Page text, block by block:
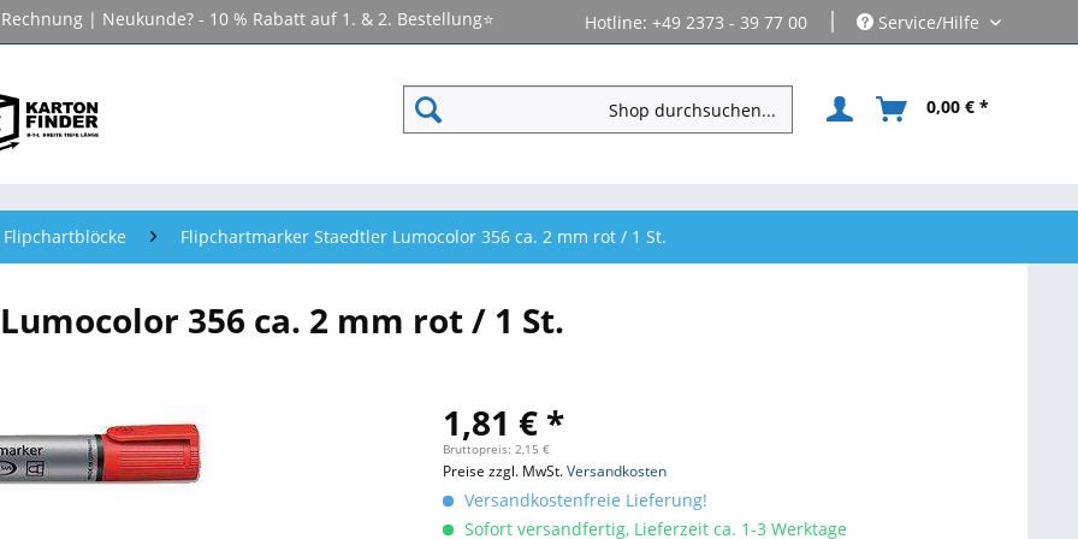
| Neukunde? - 10 % Rabatt auf 1. & 2. Bestellung⭐ Hotline: +49 2373 - 39 77 00 | Service/Hilfe
0,00 € *
Flipchartmarker Staedtler Lumocolor 356 ca. 2 mm rot / 1 St.
356 ca. 2 mm rot / 1 St.
1,81 € *
Bruttopreis: 2,15 €
Preise zzgl. MwSt.Versandkosten
Versandkostenfreie Lieferung!
Sofort versandfertig, Lieferzeit ca. 1-3 Werktage